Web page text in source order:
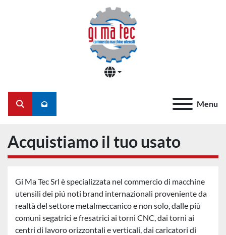
Menu
Cerca
Acquistiamo il tuo usato
Gi Ma Tec Srl è specializzata nel commercio di macchine
utensili dei piú noti brand internazionali proveniente da
realtà del settore metalmeccanico e non solo, dalle più
comuni segatrici e fresatrici ai torni CNC, dai torni ai
centri di lavoro orizzontali e verticali, dai caricatori di